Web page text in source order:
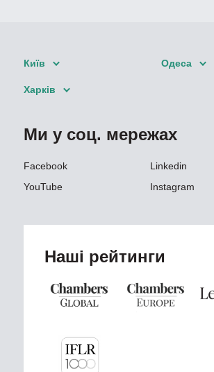
Київ Одеса
Харків
Ми у соц. мережах
Facebook
Linkedin
YouTube
Instagram
Наші рейтинги